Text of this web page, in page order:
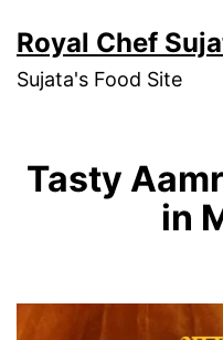
to
content
Royal Chef
Sujata's Food Site
Tasty
in